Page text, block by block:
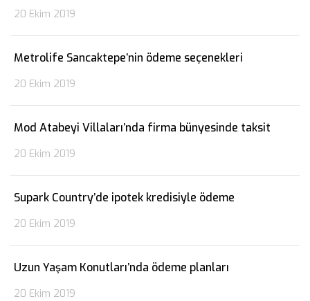
20 Ekim 2019
Metrolife Sancaktepe’nin ödeme seçenekleri
20 Ekim 2019
Mod Atabeyi Villaları’nda firma bünyesinde taksit
20 Ekim 2019
Supark Country’de ipotek kredisiyle ödeme
20 Ekim 2019
Uzun Yaşam Konutları’nda ödeme planları
20 Ekim 2019